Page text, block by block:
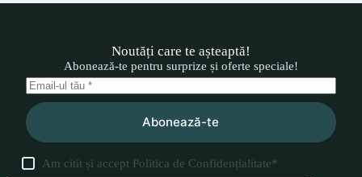
Noutăți care te așteaptă!
Abonează-te pentru surprize și oferte speciale!
Abonează-te
Am citit și accept Politica de Confidențialitate*